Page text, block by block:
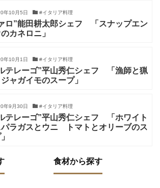
年10月5日 #イタリア料理
ロ”能田耕太郎シェフ 「スナップエン
のカネロニ」
年10月1日 #イタリア料理
テレーゴ”平山秀仁シェフ 「漁師と猟
ャガイモのスープ」
年9月30日 #イタリア料理
テレーゴ”平山秀仁シェフ 「ホワイト
パラガスとウニ トマトとオリーブのス
食材から探す